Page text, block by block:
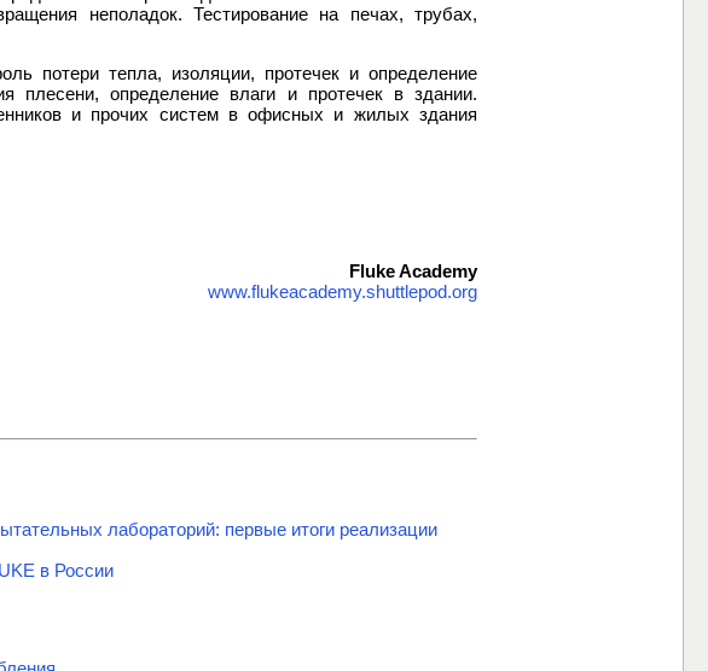
неполадок. Тестирование на печах, трубах,
потери тепла, изоляции, протечек и определение
плесени, определение влаги и протечек в здании.
и прочих систем в офисных и жилых здания
Fluke Academy
www.flukeacademy.shuttlepod.org
лабораторий: первые итоги реализации
в России